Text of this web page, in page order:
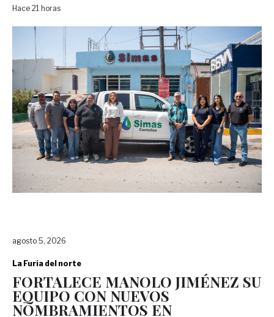
Hace 21 horas
agosto 5, 2026
La Furia del norte
FORTALECE MANOLO JIMÉNEZ SU
EQUIPO CON NUEVOS
NOMBRAMIENTOS EN